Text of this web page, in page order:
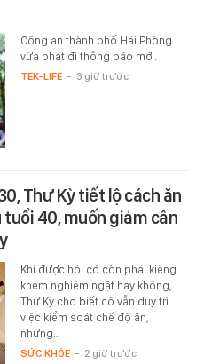
Công an thành phố Hải Phòng
vừa phát đi thông báo mới.
TEK-LIFE - 3 giờ trước
Thư Kỳ tiết lộ cách ăn
40, muốn giảm cân
Khi được hỏi có còn phải kiêng
khem nghiêm ngặt hay không,
Thư Kỳ cho biết cô vẫn duy trì
việc kiểm soát chế độ ăn,
nhưng…
SỨC KHỎE - 2 giờ trước